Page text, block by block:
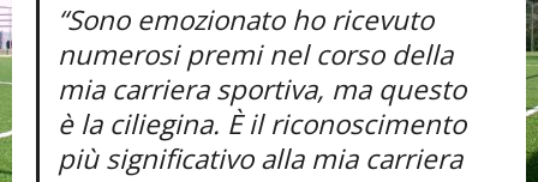
“Sono emozionato ho ricevuto
numerosi premi nel corso della
mia carriera sportiva, ma questo
è la ciliegina. È il riconoscimento
più significativo alla mia carriera